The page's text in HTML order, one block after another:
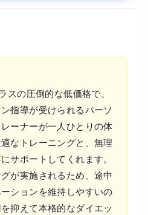
スの圧倒的な低価格で、
指導が受けられるパーソ
ーナーが一人ひとりの体
なトレーニングと、無理
サポートしてくれます。
が実施されるため、途中
ションを維持しやすいの
抑えて本格的なダイエッ